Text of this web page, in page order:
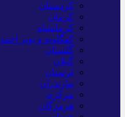
کردستان
کرمان
کرمانشاه
کهگلویه و بویر احمد
گلستان
گیلان
لرستان
مازندران
مرکزی
هرمزگان